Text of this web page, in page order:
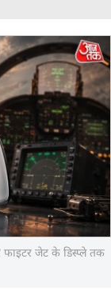
फाइटर जेट के डिस्प्ले तक